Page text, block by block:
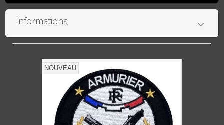
Informations
NOUVEAU